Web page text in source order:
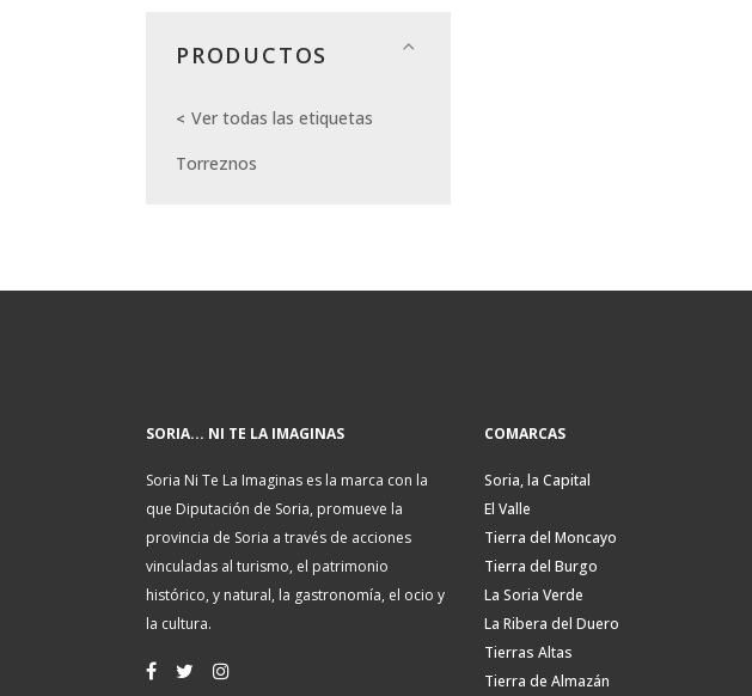
PRODUCTOS
Ver todas las etiquetas
Torreznos
SORIA... NI TE LA IMAGINAS
Soria Ni Te La Imaginas es la marca con la
que Diputación de Soria, promueve la
provincia de Soria a través de acciones
vinculadas al turismo, el patrimonio
histórico, y natural, la gastronomía, el ocio y
la cultura.
COMARCAS
Soria, la Capital
El Valle
Tierra del Moncayo
Tierra del Burgo
La Soria Verde
La Ribera del Duero
Tierras Altas
Tierra de Almazán